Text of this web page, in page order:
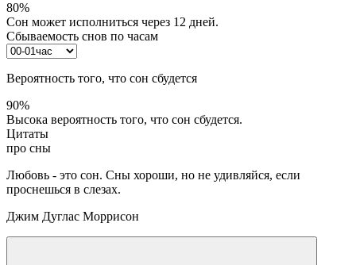
80%
Сон может исполниться через 12 дней.
Сбываемость снов по часам
Вероятность того, что сон сбудется
90%
Высока вероятность того, что сон сбудется.
Цитаты
про сны
Любовь - это сон. Сны хороши, но не удивляйся, если
проснешься в слезах.
Джим Дуглас Моррисон